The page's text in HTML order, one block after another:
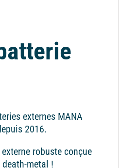
externes MANA
2016.
robuste conçue
metal !